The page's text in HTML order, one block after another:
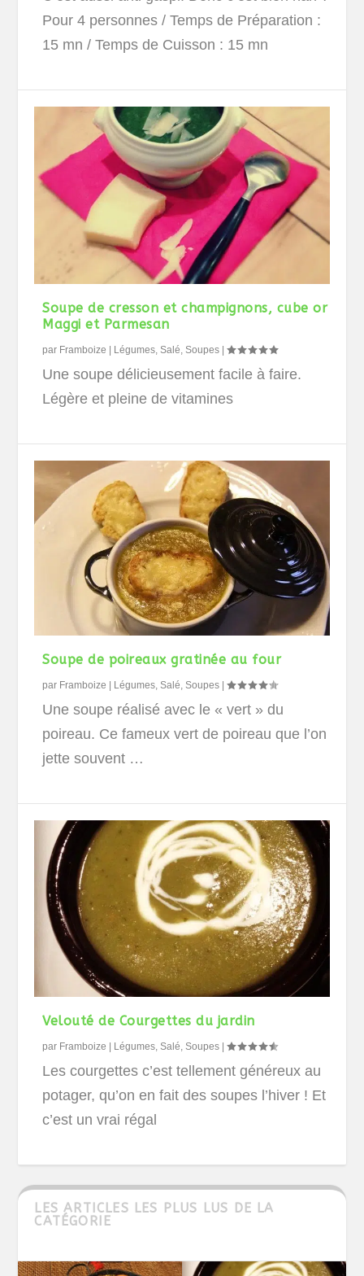
Pour 4 personnes / Temps de Préparation :
15 mn / Temps de Cuisson : 15 mn
Soupe de cresson et champignons, cube or
Maggi et Parmesan
par Framboize | Légumes ,Salé ,Soupes |
Une soupe délicieusement facile à faire.
Légère et pleine de vitamines
Soupe de poireaux gratinée au four
par Framboize | Légumes ,Salé ,Soupes |
Une soupe réalisé avec le « vert » du
poireau. Ce fameux vert de poireau que l’on
jette souvent …
Velouté de Courgettes du jardin
par Framboize Légumes,Salé,Soupes |
Les courgettes c’est tellement généreux au
potager, qu’on en fait des soupes l’hiver ! Et
c’est un vrai régal
LES ARTICLES LES PLUS LUS DE LA
CATÉGORIE